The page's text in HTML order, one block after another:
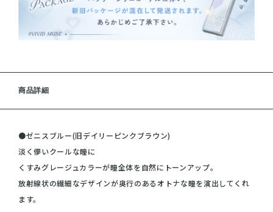
商品詳細
●ゼニスブルー(旧デイリーピンクブラウン)
淡く儚いクールな瞳に
くすみグレージュカラーが瞳全体を自然にトーンアップ。
放射線状の繊細なデザインが奥行のあるオトナな瞳を演出してくれ
ます。